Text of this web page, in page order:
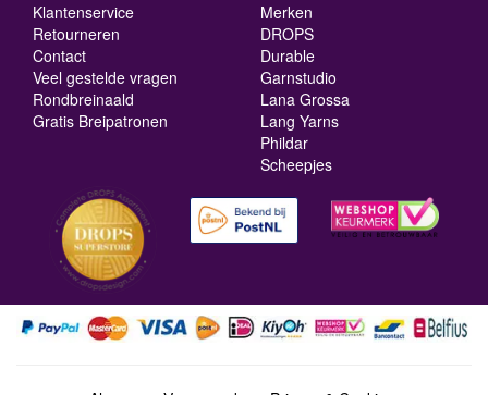
Klantenservice
Retourneren
Contact
Veel gestelde vragen
Rondbreinaald
Gratis Breipatronen
Merken
DROPS
Durable
Garnstudio
Lana Grossa
Lang Yarns
Phildar
Scheepjes